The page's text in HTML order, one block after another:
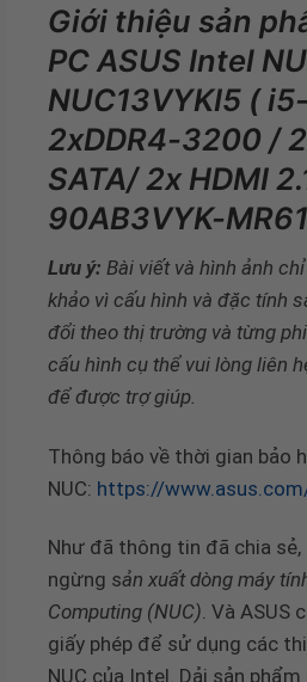
Giới thiệu sản
PC ASUS Intel
NUC13VYKI5 (
2xDDR4-3200 /
SATA/ 2x HDMI
90AB3VYK-
Lưu ý: Bài viết và hình ảnh
khảo vì cấu hình và đặc tính
đổi theo thị trường và từng
cấu hình cụ thể vui lòng liên
để được trợ giúp.
Thông báo về thời gian bảo
NUC: https://
Như đã thông tin đã chia
ngừng sản xuất dòng máy
Computing (NUC) . Và
giấy phép để sử dụng các
NUC của Intel. Dải sản